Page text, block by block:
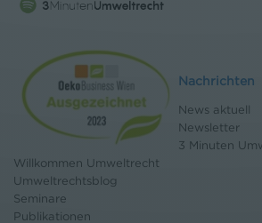
Nachrichten
News aktuell
Newsletter
3 Minuten
Willkommen Umweltrecht
Umweltrechtsblog
Seminare
Publikationen